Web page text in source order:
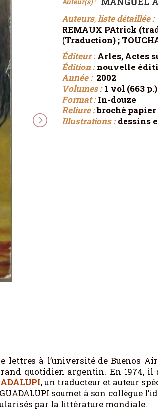
Auteurs, liste détaillée :
REMAUX PAtrick
(Traduction) ;
Éditeur :Arles, Actes
Édition :nouvelle
Année :2002
Volumes :1 vol (663 p.)
Format :In-douze
Reliure :broché papier
Illustrations :dessins
à l’université de Buenos
quotidien argentin. En 1974, il
, un traducteur et auteur
soumet à son collègue
par la littérature mondiale.